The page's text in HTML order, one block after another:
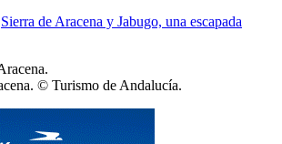
Sierra de Aracena y Jabugo, una escapada
© Turismo de Andalucía.